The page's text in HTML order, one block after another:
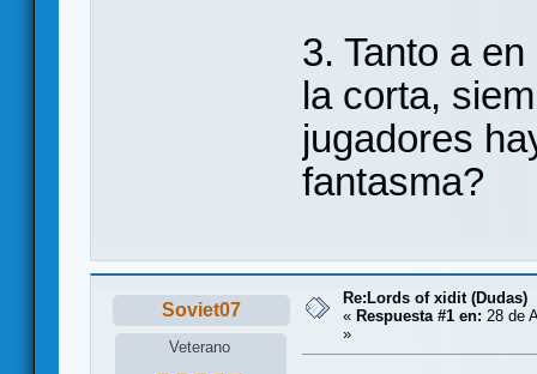
3. Tanto a
la corta,
jugadores
fantasma?
Soviet07
Veterano
Re:Lords of xidit (Dudas)
« Respuesta #1 en: 28 de
»